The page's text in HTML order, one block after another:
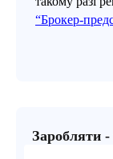
“Брокер-
Заробляти -